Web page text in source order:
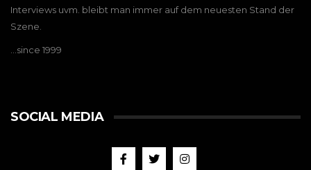
Interviews uvm. bleibt man immer auf dem neuesten Stand der
Szene.
…since 1999
SOCIAL MEDIA